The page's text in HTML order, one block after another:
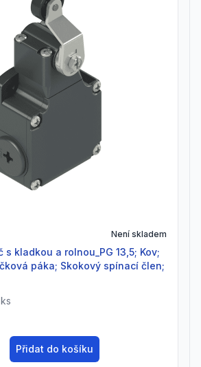
Není skladem
páka; Skokový spínací člen;
ks
Přidat do košíku